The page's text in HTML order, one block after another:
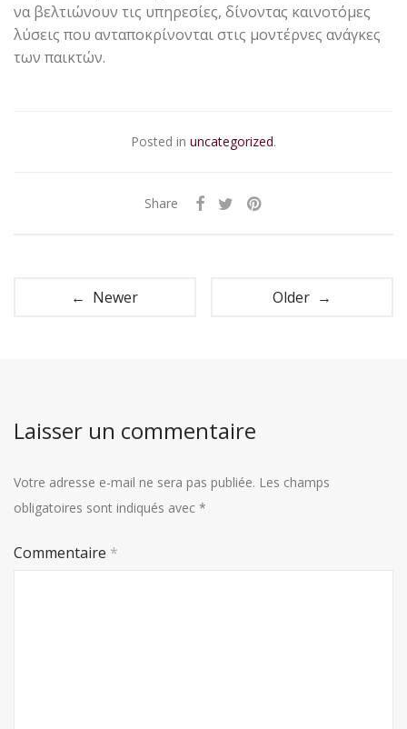
να βελτιώνουν τις υπηρεσίες, δίνοντας καινοτόμες
λύσεις που ανταποκρίνονται στις μοντέρνες ανάγκες
των παικτών.
Posted in uncategorized.
Share
← Newer Older →
Laisser un commentaire
Votre adresse e-mail ne sera pas publiée. Les champs
obligatoires sont indiqués avec *
Commentaire *